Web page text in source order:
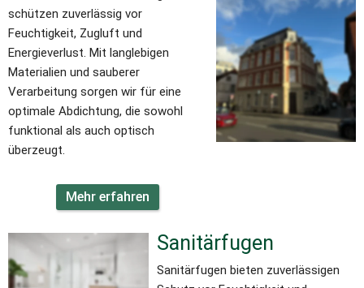
schützen zuverlässig vor
Feuchtigkeit, Zugluft und
Energieverlust. Mit langlebigen
Materialien und sauberer
Verarbeitung sorgen wir für eine
optimale Abdichtung, die sowohl
funktional als auch optisch
überzeugt.
Mehr erfahren
Sanitärfugen
Sanitärfugen bieten zuverlässigen